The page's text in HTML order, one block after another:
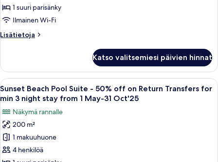
1 suuri parisänky
Ilmainen Wi-Fi
Lisätietoja
Lisätietoja
Katso valitsemiesi päivien hinnat
Avaa
kaikki
huonetyypin
Sunset
Beach
Pool
Suite
Tilava makuuhuone, jossa on suuri
6
Sunset Beach Pool Suite - 50% off on Return Transfers for
min 3 night stay from 1 May-31 Oct'25
Näkymä rannalle
200 m²
1 makuuhuone
4 henkilöä